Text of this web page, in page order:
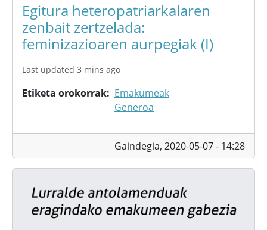
Egitura heteropatriarkalaren
zenbait zertzelada:
feminizazioaren aurpegiak (I)
Last updated 3 mins ago
Etiketa orokorrak
Emakumeak
Generoa
Gaindegia, 2020-05-07 - 14:28